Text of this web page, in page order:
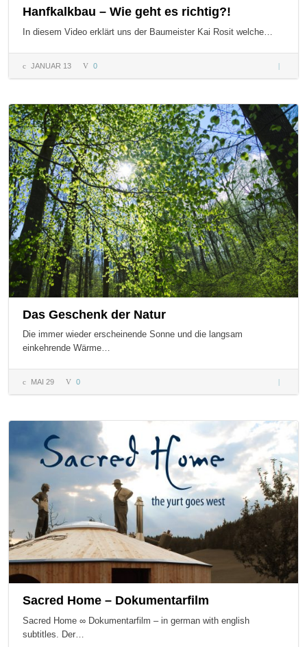
Hanfkalkbau – Wie geht es richtig?!
In diesem Video erklärt uns der Baumeister Kai Rosit welche…
JANUAR 13 0
– Wie
Das Geschenk der Natur
Die immer wieder erscheinende Sonne und die langsam
einkehrende Wärme…
MAI 29 0
Sacred Home – Dokumentarfilm
Sacred Home ∞ Dokumentarfilm – in german with english
subtitles. Der…